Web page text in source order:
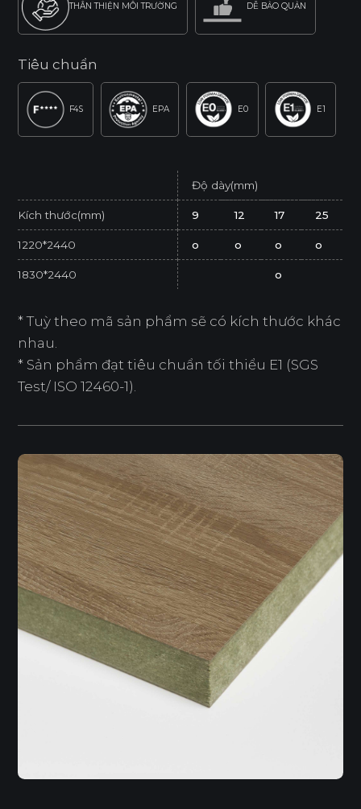
THÂN THIỆN MÔI TRƯỜNG DỄ BẢO QUẢN
Tiêu chuẩn
F4S EPA E0 E1
Độ dày(mm)
Kích thước(mm) 9 12 17 25
1220*2440 o o o o
1830*2440 o
* Tuỳ theo mã sản phẩm sẽ có kích thước khác
nhau.
* Sản phẩm đạt tiêu chuẩn tối thiểu E1 (SGS
Test/ ISO 12460-1).